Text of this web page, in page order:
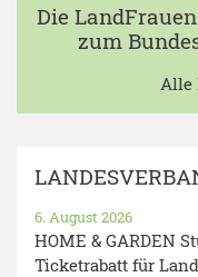
Die
zum
Alle
HOME & GARDEN
Ticketrabatt für
6. August 2026